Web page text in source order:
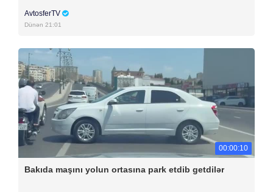
AvtosferTV
Dünən 21:01
00:00:10
Bakıda maşını yolun ortasına park etdib getdilər